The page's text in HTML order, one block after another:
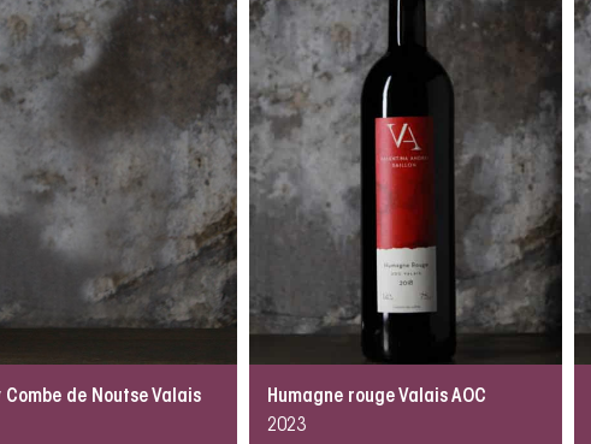
Combe de Noutse Valais
Humagne rouge Valais AOC
2023